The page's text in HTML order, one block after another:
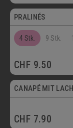
BACKWAREN
Postversand
PRALINÉS
4 Stk. 9 Stk.
CHF 9.50
CANAPÉ MIT
CHF 7.90